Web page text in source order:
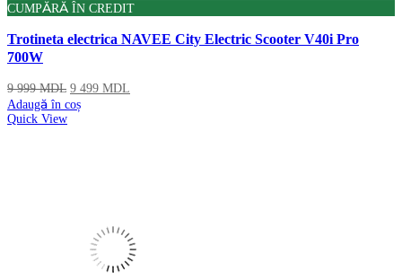
CUMPĂRĂ ÎN CREDIT
Trotineta electrica NAVEE City Electric Scooter V40i Pro
700W
9 999MDL 9 499 MDL
Adaugă în coș
Quick View